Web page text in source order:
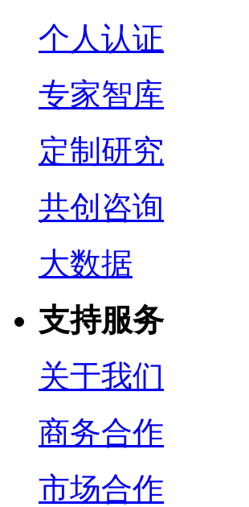
个人认证
专家智库
定制研究
共创咨询
大数据
支持服务
关于我们
商务合作
市场合作